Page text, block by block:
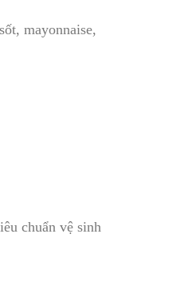
mayonnaise,
chuẩn vệ sinh